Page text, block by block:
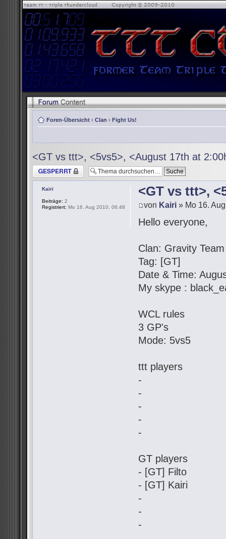
Foren-Übersicht ‹ Clan ‹ Fight Us!
<GT vs ttt>, <5vs5>, <August 17th at
Thema gesperrt
<GT vs ttt>,
von Kairi » Mo 16.
Hello everyone,
Clan: Gravity Team
Tag: [GT]
Date & Time:
My skype :
WCL rules
3 GP's
Mode: 5vs5
ttt players
-
-
-
-
-
GT players
- [GT] Filto
- [GT] Kairi
-
-
-
Kairi
Beiträge: 2
Registriert: Mo 16. Aug 2010, 06:48